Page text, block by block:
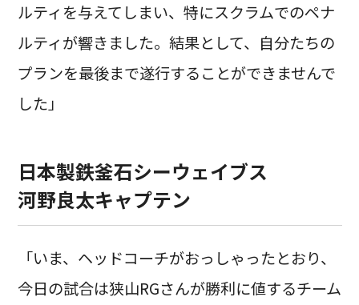
ルティを与えてしまい、特にスクラムでのペナ
ルティが響きました。結果として、自分たちの
プランを最後まで遂行することができませんで
した」
日本製鉄釜石シーウェイブス
河野良太キャプテン
「いま、ヘッドコーチがおっしゃったとおり、
今日の試合は狭山RGさんが勝利に値するチーム